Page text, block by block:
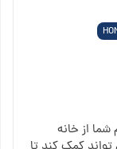
از خانه